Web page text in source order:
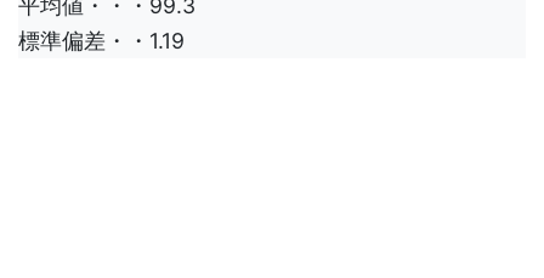
平均値・・・99.3
標準偏差・・1.19